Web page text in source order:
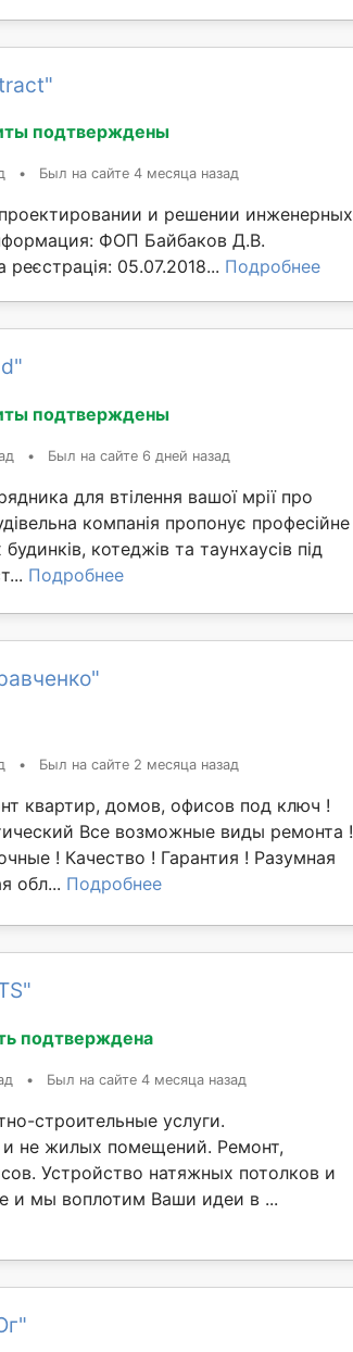
подтверждены
• Был на сайте 4 месяца назад
и решении инженерных
ФОП Байбаков Д.В.
05.07.2018... Подробнее
подтверждены
• Был на сайте 6 дней назад
для втілення вашої мрії про
компанія пропонує професійне
котеджів та таунхаусів під
Подробнее
• Был на сайте 2 месяца назад
квартир, домов, офисов под ключ !
Все возможные виды ремонта !
! Качество ! Гарантия ! Разумная
обл... Подробнее
подтверждена
• Был на сайте 4 месяца назад
строительные услуги.
не жилых помещений. Ремонт,
Устройство натяжных потолков и
и мы воплотим Ваши идеи в ...